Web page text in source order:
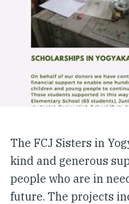
The FCJ Sisters in
kind and generous
people who are in
future. The projects